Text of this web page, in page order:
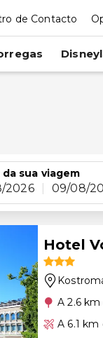
de Contacto
da sua viagem
2026 09/08/
Hotel
A 2.6
A 6.1